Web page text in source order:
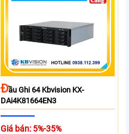
ĐẦu Ghi 64 Kbvision KX-
DAi4K81664EN3
Giá bán: 5%-35%